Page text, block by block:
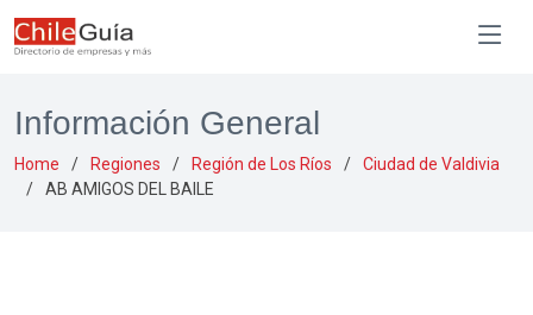
Información General
Home Regiones Región de Los Ríos
Ciudad de Valdivia
AB AMIGOS DEL BAILE